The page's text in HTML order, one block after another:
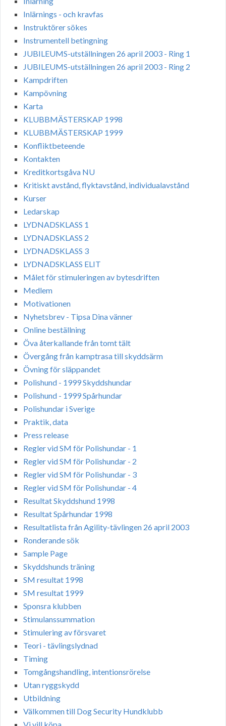
Inlärnings - och kravfas
Instruktörer sökes
Instrumentell betingning
JUBILEUMS-utställningen 26 april 2003 - Ring 1
JUBILEUMS-utställningen 26 april 2003 - Ring 2
Kampdriften
Kampövning
Karta
KLUBBMÄSTERSKAP 1998
KLUBBMÄSTERSKAP 1999
Konfliktbeteende
Kontakten
Kreditkortsgåva NU
Kritiskt avstånd, flyktavstånd, individualavstånd
Kurser
Ledarskap
LYDNADSKLASS 1
LYDNADSKLASS 2
LYDNADSKLASS 3
LYDNADSKLASS ELIT
Målet för stimuleringen av bytesdriften
Medlem
Motivationen
Nyhetsbrev - Tipsa Dina vänner
Online beställning
Öva återkallande från tomt tält
Övergång från kamptrasa till skyddsärm
Övning för släppandet
Polishund - 1999 Skyddshundar
Polishund - 1999 Spårhundar
Polishundar i Sverige
Praktik, data
Press release
Regler vid SM för Polishundar - 1
Regler vid SM för Polishundar - 2
Regler vid SM för Polishundar - 3
Regler vid SM för Polishundar - 4
Resultat Skyddshund 1998
Resultat Spårhundar 1998
Resultatlista från Agility-tävlingen 26 april 2003
Ronderande sök
Sample Page
Skyddshunds träning
SM resultat 1998
SM resultat 1999
Sponsra klubben
Stimulanssummation
Stimulering av försvaret
Teori - tävlingslydnad
Timing
Tomgångshandling, intentionsrörelse
Utan ryggskydd
Utbildning
Välkommen till Dog Security Hundklubb